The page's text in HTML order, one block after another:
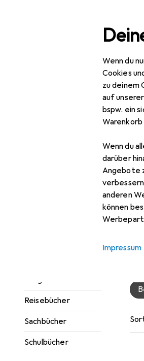
Wenn du
Cookies
zu deinem
auf
bspw. ein
Wenn du
darüber
Angebote
anderen
können
Impressum
Navigation nach Kategorien
Ratgeber
Reisebücher
Sachbücher
Schulbücher